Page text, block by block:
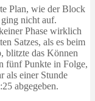
Plan, wie der Block
nicht auf.
Phase wirklich
Satzes, als es beim
blitzte das Können
fünf Punkte in Folge,
als einer Stunde
abgegeben.